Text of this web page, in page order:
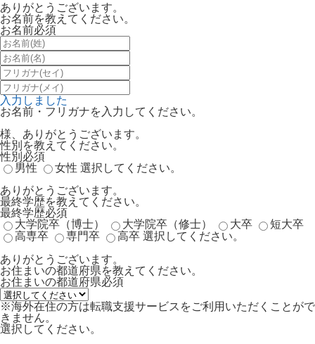
ありがとうございます。
お名前を教えてください。
お名前必須
入力しました
お名前・フリガナを入力してください。
様、ありがとうございます。
性別を教えてください。
性別 必須
男性
女性 選択してください。
ありがとうございます。
最終学歴を教えてください。
最終学歴必須
大学院卒（博士）
大学院卒（修士） 大卒
短大卒
高専卒
専門卒 高卒 選択してください。
ありがとうございます。
お住まいの都道府県を教えてください。
お住まいの都道府県必須
※海外在住の方は転職支援サービスをご利用いただくことがで
きません。
選択してください。